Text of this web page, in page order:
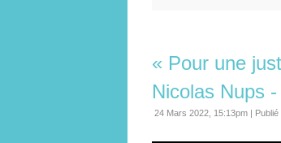
« Pour une
Nicolas Nups
24 Mars 2022, 15:13pm |